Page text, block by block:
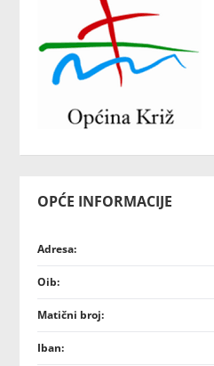
OPĆE INFORMACIJE
Adresa:
Oib:
Matični broj:
Iban: